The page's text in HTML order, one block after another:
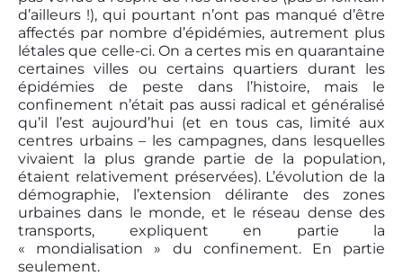
d’ailleurs !), qui pourtant n’ont pas manqué d’être
affectés par nombre d’épidémies, autrement plus
létales que celle-ci. On a certes mis en quarantaine
certaines villes ou certains quartiers durant les
épidémies de peste dans l’histoire, mais le
confinement n’était pas aussi radical et généralisé
qu’il l’est aujourd’hui (et en tous cas, limité aux
centres urbains – les campagnes, dans lesquelles
vivaient la plus grande partie de la population,
étaient relativement préservées). L’évolution de la
démographie, l’extension délirante des zones
urbaines dans le monde, et le réseau dense des
transports, expliquent en partie la
« mondialisation » du confinement. En partie
seulement.